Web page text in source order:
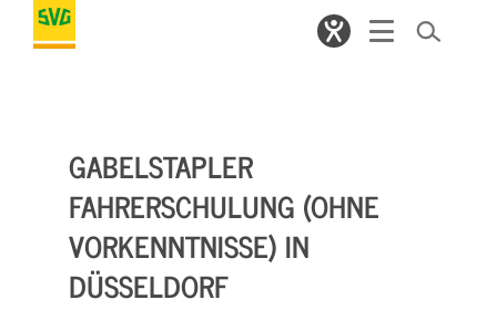
GABELSTAPLER
FAHRERSCHULUNG (OHNE
VORKENNTNISSE) IN
DÜSSELDORF